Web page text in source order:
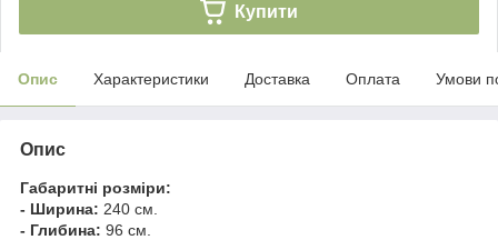
Купити
Опис Характеристики Доставка Оплата Умови
Опис
Габаритні розміри:
- Ширина: 240 см.
- Глибина: 96 см.